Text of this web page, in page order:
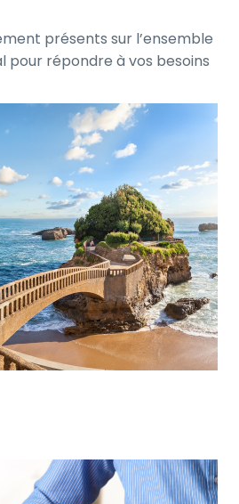
présents sur l’ensemble
pour répondre à vos besoins